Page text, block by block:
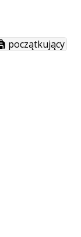
początkujący